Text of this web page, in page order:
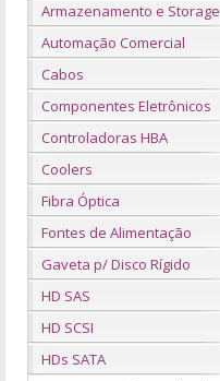
Armazenamento e Storage
Automação Comercial
Cabos
Componentes Eletrônicos
Controladoras HBA
Coolers
Fibra Óptica
Fontes de Alimentação
Gaveta p/ Disco Rígido
HD SAS
HD SCSI
HDs SATA